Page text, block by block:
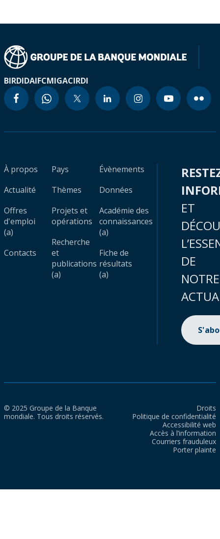
BIRDIDAIFCMIGACIRDI
À propos
Actualité
Offres
d'emploi
(a)
Contacts
Pays
Thèmes
Projets et
opérations
Recherche
et
publications
(a)
Évènements
Données
Académie des
connaissances
(a)
Fiche de
résultats
(a)
ET
DE
NOTRE
© 2025 Groupe de la Banque
mondiale. Tous droits réservés.
Droits
Politique de confidentialité
Accessibilité web
Accès à l’information
Courriers frauduleux
Porter plainte